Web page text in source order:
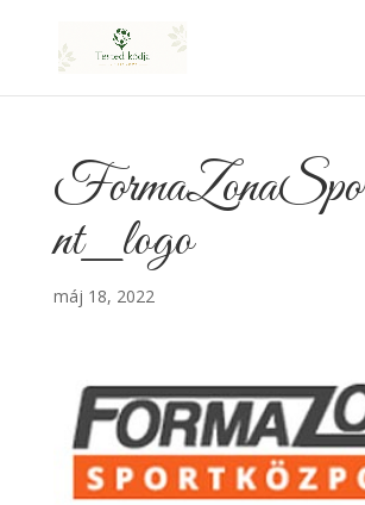
nt_logo
máj 18, 2022